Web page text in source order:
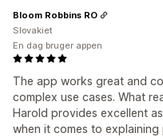
The app works great and
complex use cases. What
Harold provides excellent
when it comes to
Bloom Robbins RO
Slovakiet
En dag bruger appen